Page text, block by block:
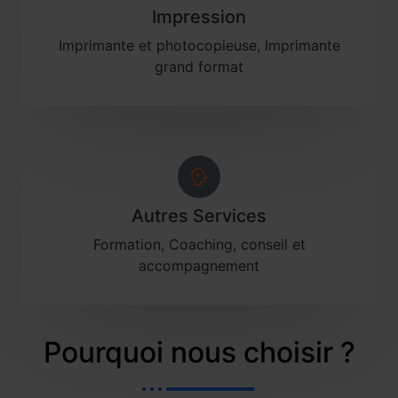
Impression
Imprimante et photocopieuse, Imprimante
grand format
Autres Services
Formation, Coaching, conseil et
accompagnement
Pourquoi nous choisir ?